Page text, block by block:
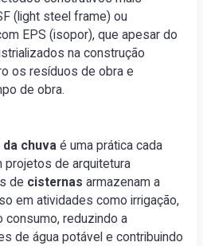
(light steel frame) ou
EPS (isopor), que apesar do
na construção
os resíduos de obra e
de obra.
chuva é uma prática cada
projetos de arquitetura
de cisternasarmazenam a
em atividades como irrigação,
consumo, reduzindo a
de água potável e contribuindo